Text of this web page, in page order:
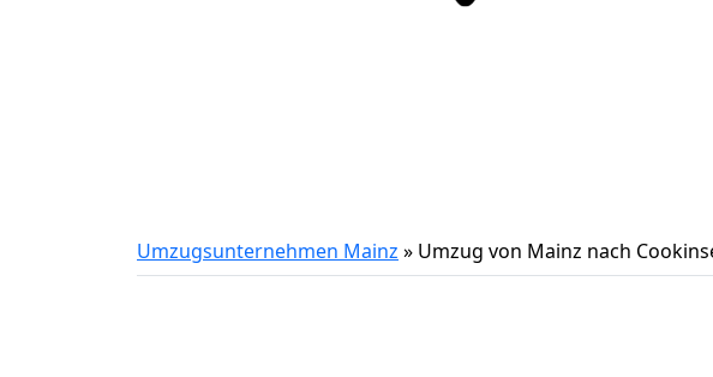
Umzugsunternehmen Mainz » Umzug von Mainz nach